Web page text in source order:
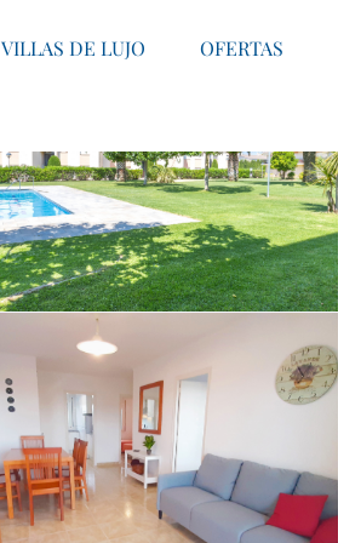
VILLAS DE LUJO OFERTAS